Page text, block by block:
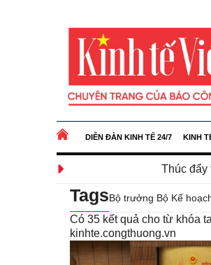
DIỄN ĐÀN KINH TẾ 24/7 KINH
Thúc đẩy tăng trưởng
TagsBộ trưởng Bộ Kế
Có 35 kết quả cho từ khóa
kinhte.congthuong.vn